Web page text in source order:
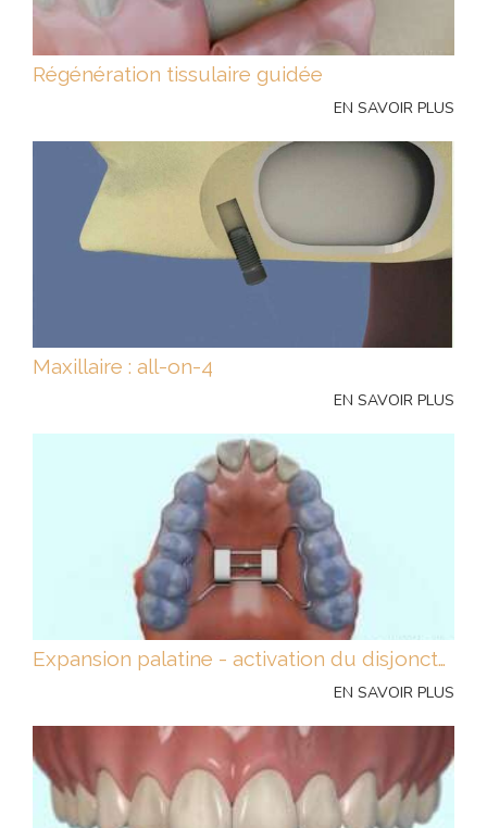
Régénération tissulaire guidée
EN SAVOIR PLUS
Maxillaire : all-on-4
EN SAVOIR PLUS
Expansion palatine - activation du disjoncteur
EN SAVOIR PLUS